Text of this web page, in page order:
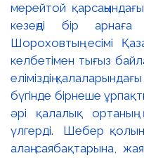
мерейтой қарсаңындағы
кезеңді бір
Шороховтың есімі
келбетімен тығыз
еліміздің
бүгінде бірнеше
әрі қалалық ортаның
үлгерді. Шебер
алаң-саябақтарына,